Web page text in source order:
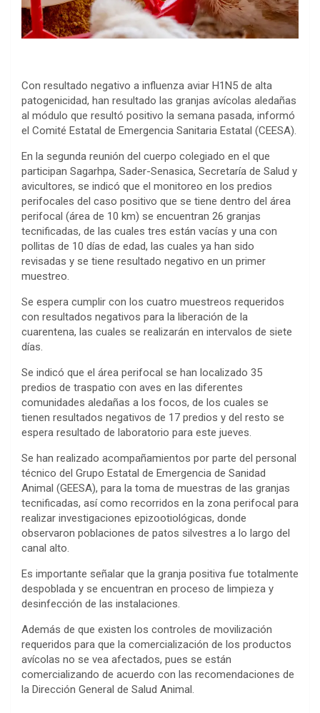
Con resultado negativo a influenza aviar H1N5 de alta
patogenicidad, han resultado las granjas avícolas aledañas
al módulo que resultó positivo la semana pasada, informó
el Comité Estatal de Emergencia Sanitaria Estatal (CEESA).
En la segunda reunión del cuerpo colegiado en el que
participan Sagarhpa, Sader-Senasica, Secretaría de Salud y
avicultores, se indicó que el monitoreo en los predios
perifocales del caso positivo que se tiene dentro del área
perifocal (área de 10 km) se encuentran 26 granjas
tecnificadas, de las cuales tres están vacías y una con
pollitas de 10 días de edad, las cuales ya han sido
revisadas y se tiene resultado negativo en un primer
muestreo.
Se espera cumplir con los cuatro muestreos requeridos
con resultados negativos para la liberación de la
cuarentena, las cuales se realizarán en intervalos de siete
días.
Se indicó que el área perifocal se han localizado 35
predios de traspatio con aves en las diferentes
comunidades aledañas a los focos, de los cuales se
tienen resultados negativos de 17 predios y del resto se
espera resultado de laboratorio para este jueves.
Se han realizado acompañamientos por parte del personal
técnico del Grupo Estatal de Emergencia de Sanidad
Animal (GEESA), para la toma de muestras de las granjas
tecnificadas, así como recorridos en la zona perifocal para
realizar investigaciones epizootiológicas, donde
observaron poblaciones de patos silvestres a lo largo del
canal alto.
Es importante señalar que la granja positiva fue totalmente
despoblada y se encuentran en proceso de limpieza y
desinfección de las instalaciones.
Además de que existen los controles de movilización
requeridos para que la comercialización de los productos
avícolas no se vea afectados, pues se están
comercializando de acuerdo con las recomendaciones de
la Dirección General de Salud Animal.